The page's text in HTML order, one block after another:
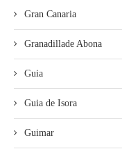
Gran Canaria
Granadillade Abona
Guia
Guia de Isora
Guimar